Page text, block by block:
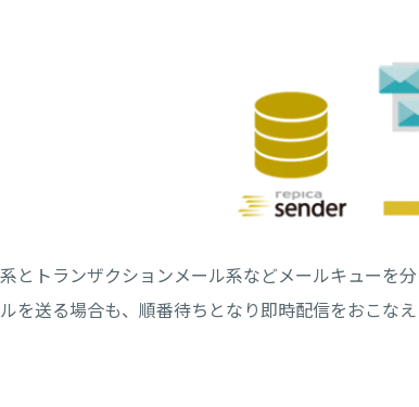
とトランザクションメール系などメールキューを
を送る場合も、順番待ちとなり即時配信をおこなえ